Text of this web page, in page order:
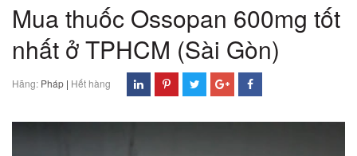
Mua thuốc Ossopan 600mg tốt
nhất ở TPHCM (Sài Gòn)
Hãng: Pháp | Hết hàng